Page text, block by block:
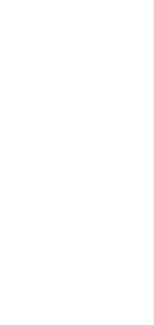
175,00€ - 258,99€